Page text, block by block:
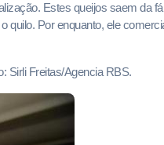
Estes queijos saem da
quilo. Por enquanto, ele
Sirli Freitas/Agencia RBS.